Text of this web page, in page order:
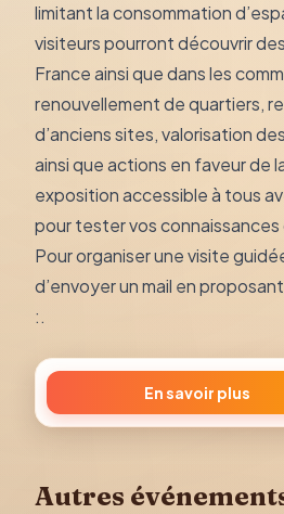
limitant la consommation
visiteurs pourront découvrir
France ainsi que dans les
renouvellement de quartiers,
d’anciens sites, valorisation
ainsi que actions en faveur de
exposition accessible à tous
pour tester vos connaissances
Pour organiser une visite
d’envoyer un mail en
:.
En savoir plus
Autres